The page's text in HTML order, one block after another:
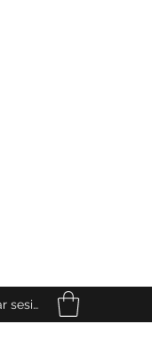
sesión